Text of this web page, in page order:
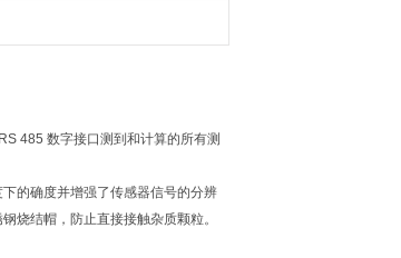
485 数字接口测到和计算的所有测
的确度并增强了传感器信号的分辨
烧结帽，防止直接接触杂质颗粒。